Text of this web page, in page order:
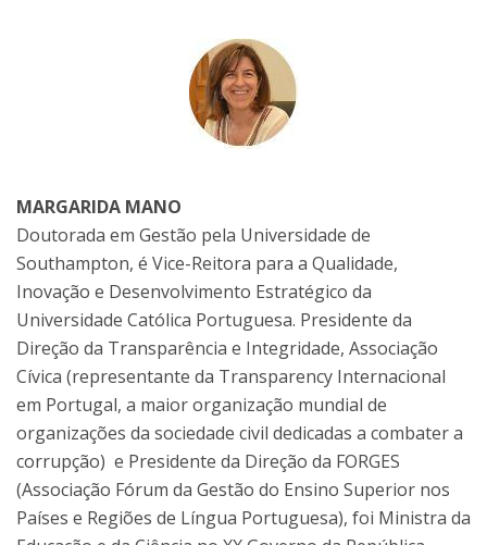
MARGARIDA MANO
Doutorada em Gestão pela Universidade de
Southampton, é Vice-Reitora para a Qualidade,
Inovação e Desenvolvimento Estratégico da
Universidade Católica Portuguesa. Presidente da
Direção da Transparência e Integridade, Associação
Cívica (representante da Transparency Internacional
em Portugal, a maior organização mundial de
organizações da sociedade civil dedicadas a combater a
corrupção) e Presidente da Direção da FORGES
(Associação Fórum da Gestão do Ensino Superior nos
Países e Regiões de Língua Portuguesa), foi Ministra da